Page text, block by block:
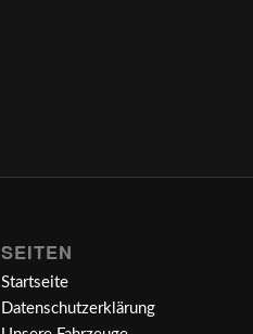
SEITEN
Startseite
Datenschutzerklärung